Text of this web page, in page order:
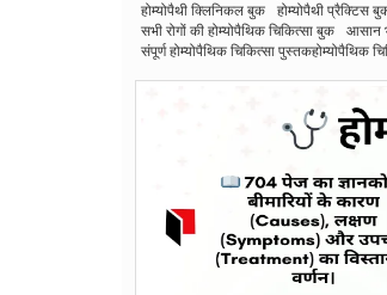
होम्योपैथी क्लिनिकल बुक
होम्योपैथी प्रैक्टिस
सभी रोगों की होम्योपैथिक चिकित्सा बुक
आसान
संपूर्ण होम्योपैथिक चिकित्सा पुस्तकहोम्योपैथिक